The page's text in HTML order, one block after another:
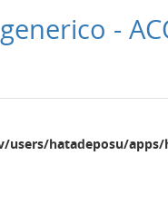
-
users/hatadeposu/